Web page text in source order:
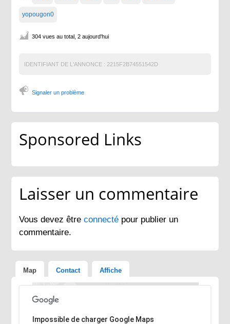
yopougon0
304 vues au total, 2 aujourd'hui
IDENTIFIANT DE L'ANNONCE : 2215F2B74551542D
Signaler un problème
Sponsored Links
Laisser un commentaire
Vous devez êtreconnecté pour publier un
commentaire.
Map Contact Affiche
Désolé, l'adresse n'a pas pu être trouvée.
Impossible de charger Google Maps